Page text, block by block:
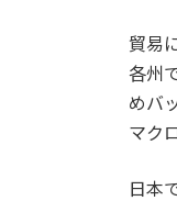
貿易
各州
めバ
マク
日本